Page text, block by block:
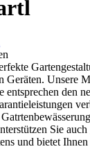
Geräten. Unsere
entsprechen den
Sie
und bietet